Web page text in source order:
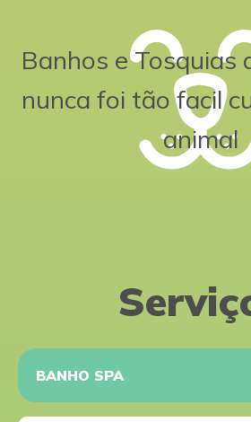
Banhos e Tosquias
nunca foi tão facil
animal